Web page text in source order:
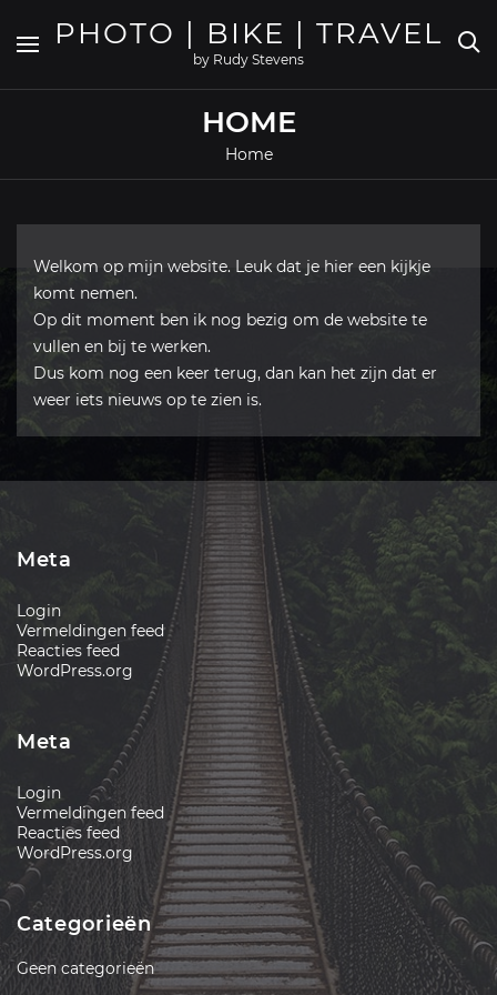
contentPHOTO | BIKE | TRAVEL
by Rudy Stevens
HOME
Home
Welkom op mijn website. Leuk dat je hier een kijkje
komt nemen.
Op dit moment ben ik nog bezig om de website te
vullen en bij te werken.
Dus kom nog een keer terug, dan kan het zijn dat er
weer iets nieuws op te zien is.
Meta
Login
Vermeldingen feed
Reacties feed
WordPress.org
Meta
Login
Vermeldingen feed
Reacties feed
WordPress.org
Categorieën
Geen categorieën